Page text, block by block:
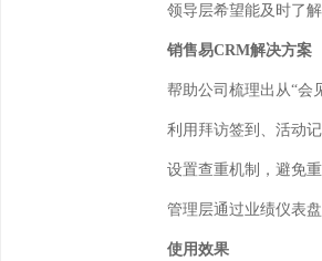
领导层希望能及时了
销售易CRM解决方案
帮助公司梳理出从“会
利用拜访签到、活动
设置查重机制，避免
管理层通过业绩仪表
使用效果